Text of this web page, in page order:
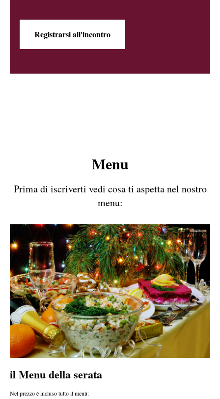
Registrarsi all'incontro
Menu
Prima di iscriverti vedi cosa ti aspetta nel nostro
menu:
il Menu della serata
Nel prezzo è incluso tutto il menù: